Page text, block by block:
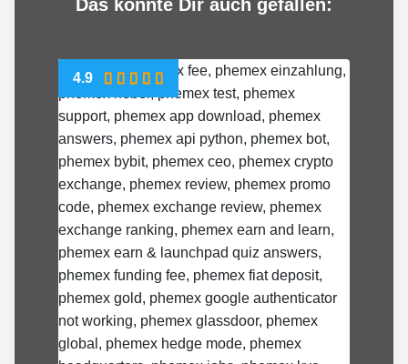
Das könnte Dir auch gefallen:
4.9